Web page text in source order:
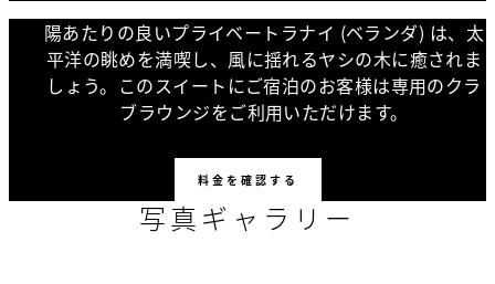
陽あたりの良いプライベートラナイ (ベランダ) は、太
平洋の眺めを満喫し、風に揺れるヤシの木に癒されま
しょう。このスイートにご宿泊のお客様は専用のクラ
ブラウンジをご利用いただけます。
料金を確認する
写真ギャラリー